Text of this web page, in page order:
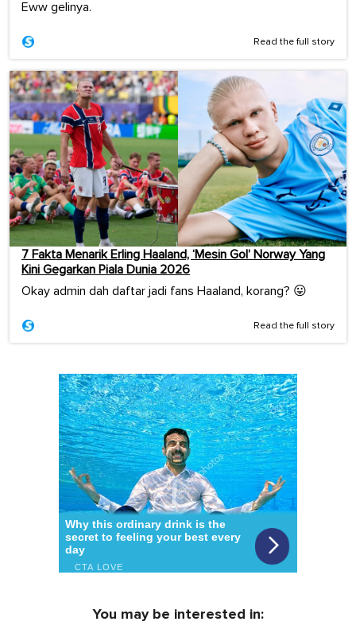
Eww gelinya.
Read the full story
7 Fakta Menarik Erling Haaland, ‘Mesin Gol’ Norway Yang
Kini Gegarkan Piala Dunia 2026
Okay admin dah daftar jadi fans Haaland, korang? 😛
Read the full story
You may be interested in: